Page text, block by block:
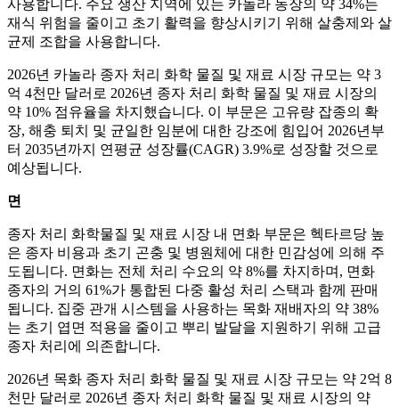
사용합니다. 주요 생산 지역에 있는 카놀라 농장의 약 34%는
재식 위험을 줄이고 초기 활력을 향상시키기 위해 살충제와 살
균제 조합을 사용합니다.
2026년 카놀라 종자 처리 화학 물질 및 재료 시장 규모는 약 3
억 4천만 달러로 2026년 종자 처리 화학 물질 및 재료 시장의
약 10% 점유율을 차지했습니다. 이 부문은 고유량 잡종의 확
장, 해충 퇴치 및 균일한 임분에 대한 강조에 힘입어 2026년부
터 2035년까지 연평균 성장률(CAGR) 3.9%로 성장할 것으로
예상됩니다.
면
종자 처리 화학물질 및 재료 시장 내 면화 부문은 헥타르당 높
은 종자 비용과 초기 곤충 및 병원체에 대한 민감성에 의해 주
도됩니다. 면화는 전체 처리 수요의 약 8%를 차지하며, 면화
종자의 거의 61%가 통합된 다중 활성 처리 스택과 함께 판매
됩니다. 집중 관개 시스템을 사용하는 목화 재배자의 약 38%
는 초기 엽면 적용을 줄이고 뿌리 발달을 지원하기 위해 고급
종자 처리에 의존합니다.
2026년 목화 종자 처리 화학 물질 및 재료 시장 규모는 약 2억 8
천만 달러로 2026년 종자 처리 화학 물질 및 재료 시장의 약